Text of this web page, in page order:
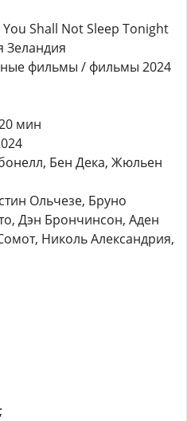
Shall Not Sleep Tonight
Зеландия
фильмы / фильмы 2024
мин
Бен Дека, Жюльен
Ольчезе, Бруно
Дэн Брончинсон, Аден
Николь Александрия,